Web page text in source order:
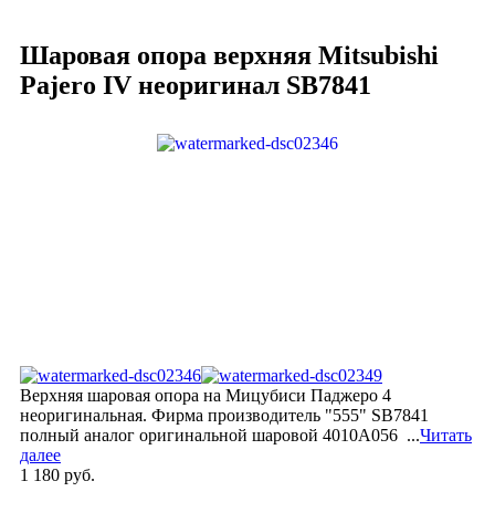
Шаровая опора верхняя Mitsubishi
Pajero IV неоригинал SB7841
Верхняя шаровая опора на Мицубиси Паджеро 4
неоригинальная. Фирма производитель "555" SB7841
полный аналог оригинальной шаровой 4010A056 ...Читать
далее
1 180 руб.